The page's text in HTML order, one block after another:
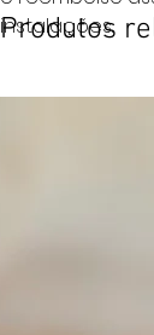
instalações.
Produtos